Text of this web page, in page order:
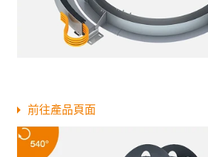
前往產品頁面